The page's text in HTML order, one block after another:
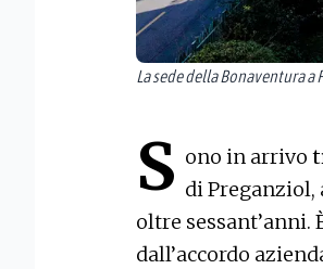
La sede della Bonaventura a
S ono in arrivo
di
oltre
dall’accordo